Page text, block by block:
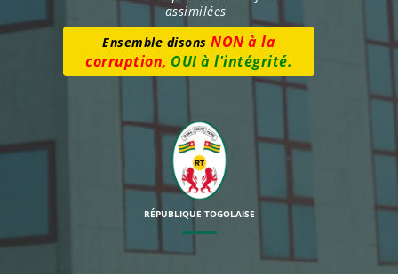
assimilées
Numéro vert :8277
RÉPUBLIQUE TOGOLAISE